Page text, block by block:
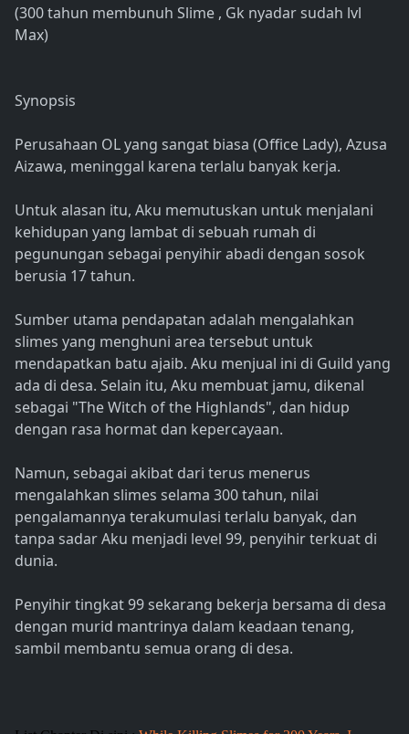
(300 tahun membunuh Slime , Gk nyadar sudah lvl
Max)
Synopsis
Perusahaan OL yang sangat biasa (Office Lady), Azusa
Aizawa, meninggal karena terlalu banyak kerja.
Untuk alasan itu, Aku memutuskan untuk menjalani
kehidupan yang lambat di sebuah rumah di
pegunungan sebagai penyihir abadi dengan sosok
berusia 17 tahun.
Sumber utama pendapatan adalah mengalahkan
slimes yang menghuni area tersebut untuk
mendapatkan batu ajaib. Aku menjual ini di Guild yang
ada di desa. Selain itu, Aku membuat jamu, dikenal
sebagai "The Witch of the Highlands", dan hidup
dengan rasa hormat dan kepercayaan.
Namun, sebagai akibat dari terus menerus
mengalahkan slimes selama 300 tahun, nilai
pengalamannya terakumulasi terlalu banyak, dan
tanpa sadar Aku menjadi level 99, penyihir terkuat di
dunia.
Penyihir tingkat 99 sekarang bekerja bersama di desa
dengan murid mantrinya dalam keadaan tenang,
sambil membantu semua orang di desa.